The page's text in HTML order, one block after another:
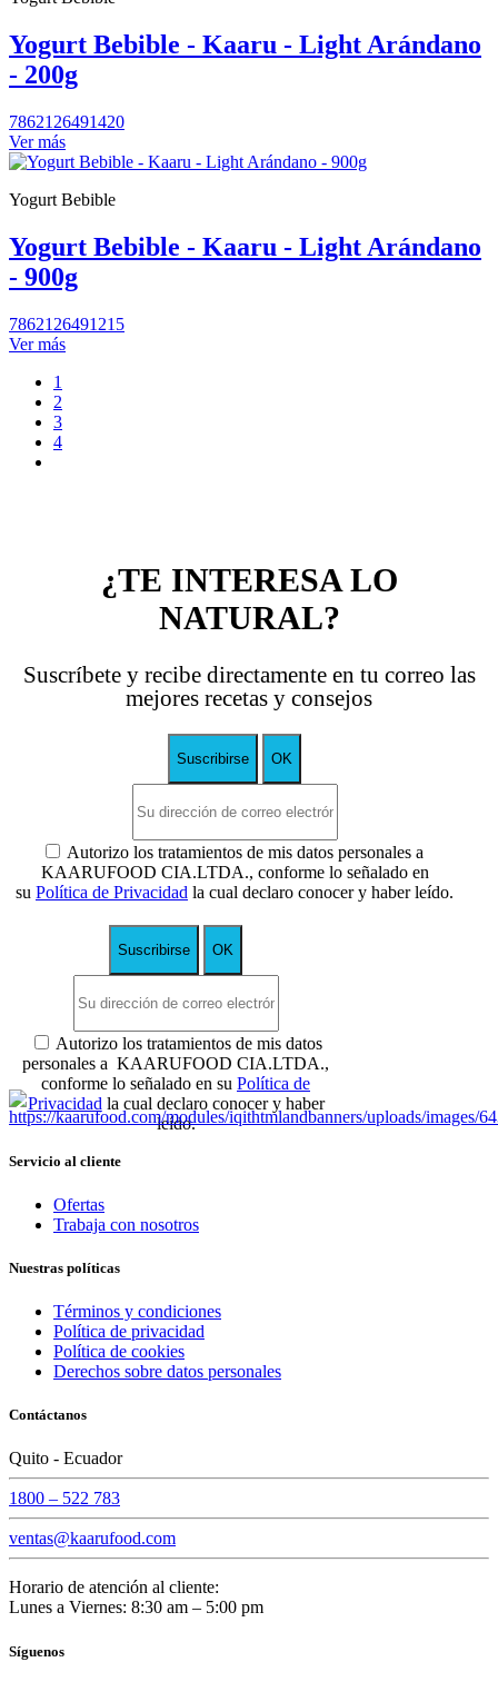
Yogurt Bebible - Kaaru - Light Arándano
- 200g
7862126491420
Ver más
Yogurt Bebible
Yogurt Bebible - Kaaru - Light Arándano
- 900g
7862126491215
Ver más
1
2
3
4
¿TE INTERESA LO
NATURAL?
Suscríbete y recibe directamente en tu correo las
mejores recetas y consejos
Autorizo los tratamientos de mis datos personales a
KAARUFOOD CIA.LTDA., conforme lo señalado en
su Política de Privacidad la cual declaro conocer y haber leído.
Autorizo los tratamientos de mis datos
personales a KAARUFOOD CIA.LTDA.,
conforme lo señalado en su Política de
Privacidadla cual declaro conocer y haber
leído.
Servicio al cliente
Ofertas
Trabaja con nosotros
Nuestras políticas
Términos y condiciones
Política de privacidad
Política de cookies
Derechos sobre datos personales
Contáctanos
Quito - Ecuador
1800 – 522 783
ventas@kaarufood.com
Horario de atención al cliente:
Lunes a Viernes: 8:30 am – 5:00 pm
Síguenos